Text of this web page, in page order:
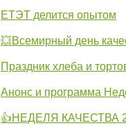
ЕТЭТ делится опытом
💥Всемирный день
Праздник хлеба и
Анонс и программа
👍НЕДЕЛЯ КАЧЕСТВА